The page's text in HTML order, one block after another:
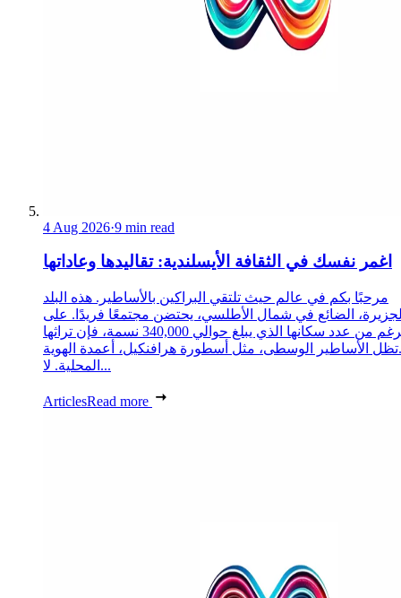
4 Aug 2026·9 min read
اغمر نفسك في الثقافة الأيسلندية: تقاليدها وعاداتها
مرحبًا بكم في عالم حيث تلتقي البراكين بالأساطير. هذه البلد
الضائع في شمال الأطلسي، يحتضن مجتمعًا فريدًا. على
الرغم من عدد سكانها الذي يبلغ حوالي 340,000 نسمة، فإن تراثها
الأساطير الوسطى، مثل أسطورة هرافنكيل، أعمدة الهوية
المحلية. لا...
ArticlesRead more